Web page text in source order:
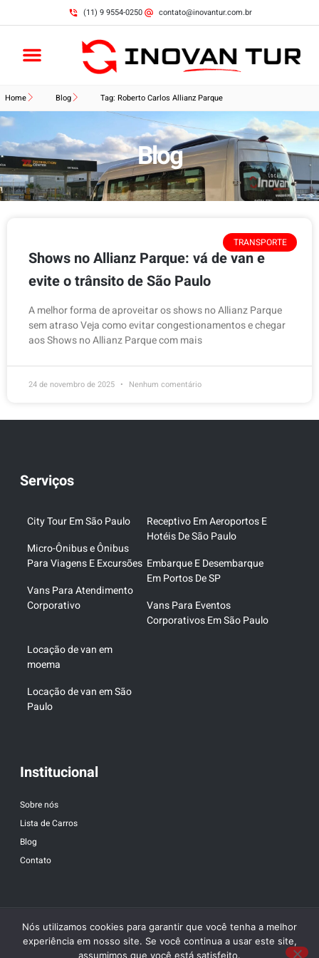
(11) 9 9554-0250 contato@inovantur.com.br
Home Blog Tag: Roberto Carlos Allianz Parque
Blog
TRANSPORTE
Shows no Allianz Parque: vá de van e
evite o trânsito de São Paulo
A melhor forma de aproveitar os shows no Allianz Parque
sem atraso Veja como evitar congestionamentos e chegar
aos Shows no Allianz Parque com mais
24 de novembro de 2025 Nenhum comentário
Serviços
City Tour Em São Paulo
Micro-Ônibus e Ônibus
Para Viagens E Excursões
Vans Para Atendimento
Corporativo
Receptivo Em Aeroportos E
Hotéis De São Paulo
Embarque E Desembarque
Em Portos De SP
Vans Para Eventos
Corporativos Em São Paulo
Locação de van em
moema
Locação de van em São
Paulo
Institucional
Sobre nós
Lista de Carros
Blog
Contato
Nós utilizamos cookies para garantir que você tenha a melhor
experiência em nosso site. Se você continua a usar este site,
assumimos que você está satisfeito.